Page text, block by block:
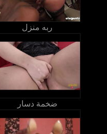
ربه منزل
ضخمة دسار